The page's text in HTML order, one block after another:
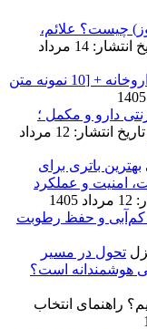
چیست؟ علائم،
تاریخ انتشار: 14 مرداد
7 روش تبلیغات داروخانه + [10 نمونه متن
دارو و مکمل ؛
تاریخ انتشار: 12 مرداد
بهترین باتری برای
امنیت و عملکرد
کم‌آبی و حفظ رطوبت
تحول در مسیر
هوشمندانه است؟